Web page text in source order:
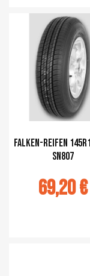
au panier
Falken-Reifen
SN807
69,20 €